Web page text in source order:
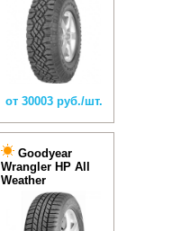
от 30003 руб./шт.
Goodyear
Wrangler HP All
Weather